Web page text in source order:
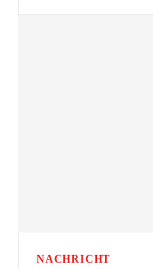
NACHRICHT